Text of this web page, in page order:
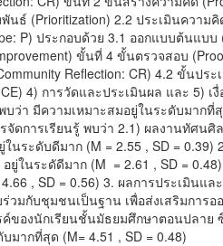
นธ์ (Prioritization) 2.2 ประเมินความ
P) ประกอบด้วย 3.1 ออกแบบต้นแบบ
ขั้นที่ 4 ขั้นตรวจสอบ
Reflection: CR) 4.2 ขั้นปร
4) การวัดและประเมินผล และ 5) เ
า มีความเหมาะสมอยู่ในระดับมากที่สุ
ดการเรียนรู้ พบว่า 2.1) ผลงานทัศนศิ
นระดับดีมาก (M = 2.55 , SD =
ยู่ในระดัดีมาก (M = 2.61 , SD =
, SD = 0.56) 3. ผลการประเมินแล
วมกับชุมชนเป็นฐาน เพื่อส่งเสริมการ
ค์ของนักเรียนชั้นมัธยมศึกษาตอนปลา
มากที่สุด (M= 4.51 , SD = 0.48)